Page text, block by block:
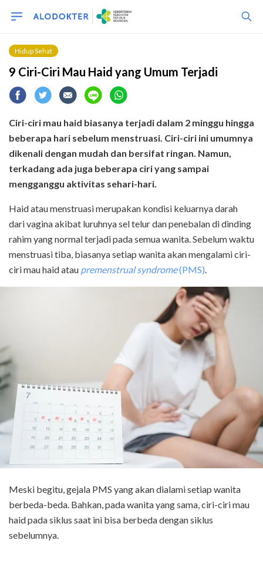
Hidup Sehat
9 Ciri-Ciri Mau Haid yang Umum Terjadi
Ciri-ciri mau haid biasanya terjadi dalam 2 minggu hingga
beberapa hari sebelum menstruasi. Ciri-ciri ini umumnya
dikenali dengan mudah dan bersifat ringan. Namun,
terkadang ada juga beberapa ciri yang sampai
mengganggu aktivitas sehari-hari.
Haid atau menstruasi merupakan kondisi keluarnya darah
dari vagina akibat luruhnya sel telur dan penebalan di dinding
rahim yang normal terjadi pada semua wanita. Sebelum waktu
menstruasi tiba, biasanya setiap wanita akan mengalami ciri-
ciri mau haid atau premenstrual syndrome(PMS).
Meski begitu, gejala PMS yang akan dialami setiap wanita
berbeda-beda. Bahkan, pada wanita yang sama, ciri-ciri mau
haid pada siklus saat ini bisa berbeda dengan siklus
sebelumnya.